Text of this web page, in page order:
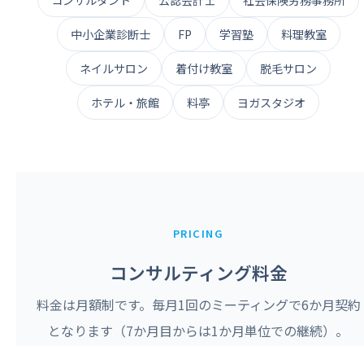
中小企業診断士 FP 学習塾 料理教室
ネイルサロン 着付け教室 脱毛サロン
ホテル・旅館 料亭 ヨガスタジオ
PRICING
コンサルティング料金
料金は月額制です。毎月1回のミーティングで6か月契約
となります（7か月目からは1か月単位での継続）。